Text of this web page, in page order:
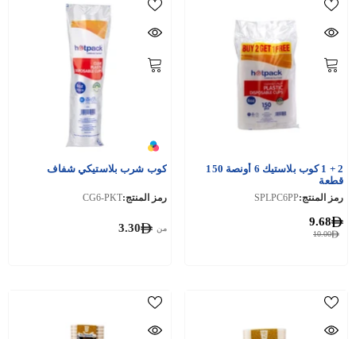
2 + 1 كوب بلاستيك 6 أونصة 150
قطعة
رمز المنتج:SPLPC6PP
10.00
9.68
كوب شرب بلاستيكي شفاف
رمز المنتج:CG6-PKT
من 3.30